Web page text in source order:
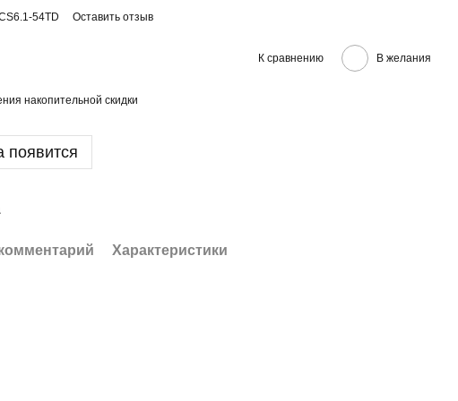
54TD Оставить отзыв
К сравнению В желания
накопительной скидки
появится
Характеристики